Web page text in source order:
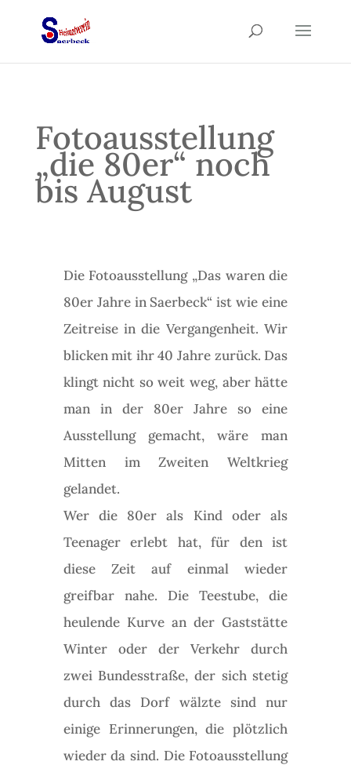
Fotoausstellung
„die 80er“ noch
bis August
Die Fotoausstellung „Das waren die
80er Jahre in Saerbeck“ ist wie eine
Zeitreise in die Vergangenheit. Wir
blicken mit ihr 40 Jahre zurück. Das
klingt nicht so weit weg, aber hätte
man in der 80er Jahre so eine
Ausstellung gemacht, wäre man
Mitten im Zweiten Weltkrieg
gelandet.
Wer die 80er als Kind oder als
Teenager erlebt hat, für den ist
diese Zeit auf einmal wieder
greifbar nahe. Die Teestube, die
heulende Kurve an der Gaststätte
Winter oder der Verkehr durch
zwei Bundesstraße, der sich stetig
durch das Dorf wälzte sind nur
einige Erinnerungen, die plötzlich
wieder da sind. Die Fotoausstellung